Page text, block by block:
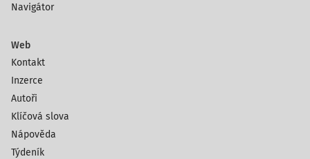
Navigátor
Web
Kontakt
Inzerce
Autoři
Klíčová slova
Nápověda
Týdeník